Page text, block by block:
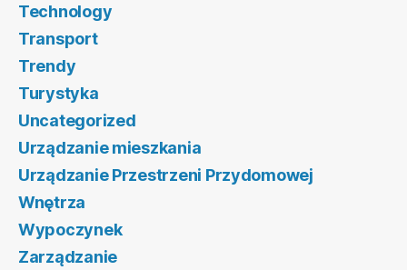
Technology
Transport
Trendy
Turystyka
Uncategorized
Urządzanie mieszkania
Urządzanie Przestrzeni Przydomowej
Wnętrza
Wypoczynek
Zarządzanie